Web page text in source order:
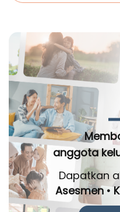
anggota
Dapatkan
Asesmen •